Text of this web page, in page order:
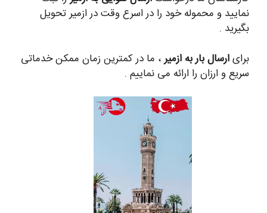
نمایید و محموله خود را در اسرع وقت در ازمیر تحویل
بگیرید .
برایارسال بار به ازمیر ، ما در کمترین زمان ممکن خدماتی
سریع و ارزان را ارائه می نماییم .